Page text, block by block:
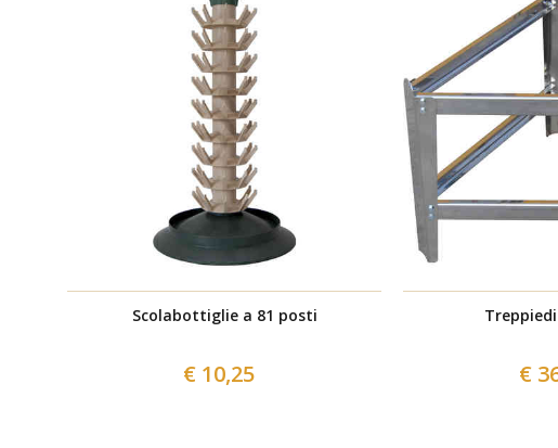
Scolabottiglie a 81 posti
€ 10,25 €